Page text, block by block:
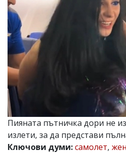
Управители:
Веселин
Василев,
email:
v.vasilev@flagman.bg
Катя
Касабова,
еmail:
k.kassabova@flagman.bg
Главен
редактор:
Иван
Колев,
email:
office@flagman.bg
Пияната пътничка дори не
излети, за да представи
Ключови думи:самолет,